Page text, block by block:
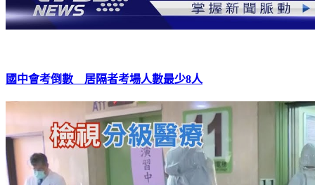
國中會考倒數 居隔者考場人數最少8人